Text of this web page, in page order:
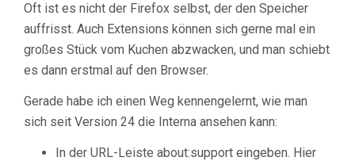
Oft ist es nicht der Firefox selbst, der den Speicher
auffrisst. Auch Extensions können sich gerne mal ein
großes Stück vom Kuchen abzwacken, und man schiebt
es dann erstmal auf den Browser.
Gerade habe ich einen Weg kennengelernt, wie man
sich seit Version 24 die Interna ansehen kann:
In der URL-Leiste about:support eingeben. Hier